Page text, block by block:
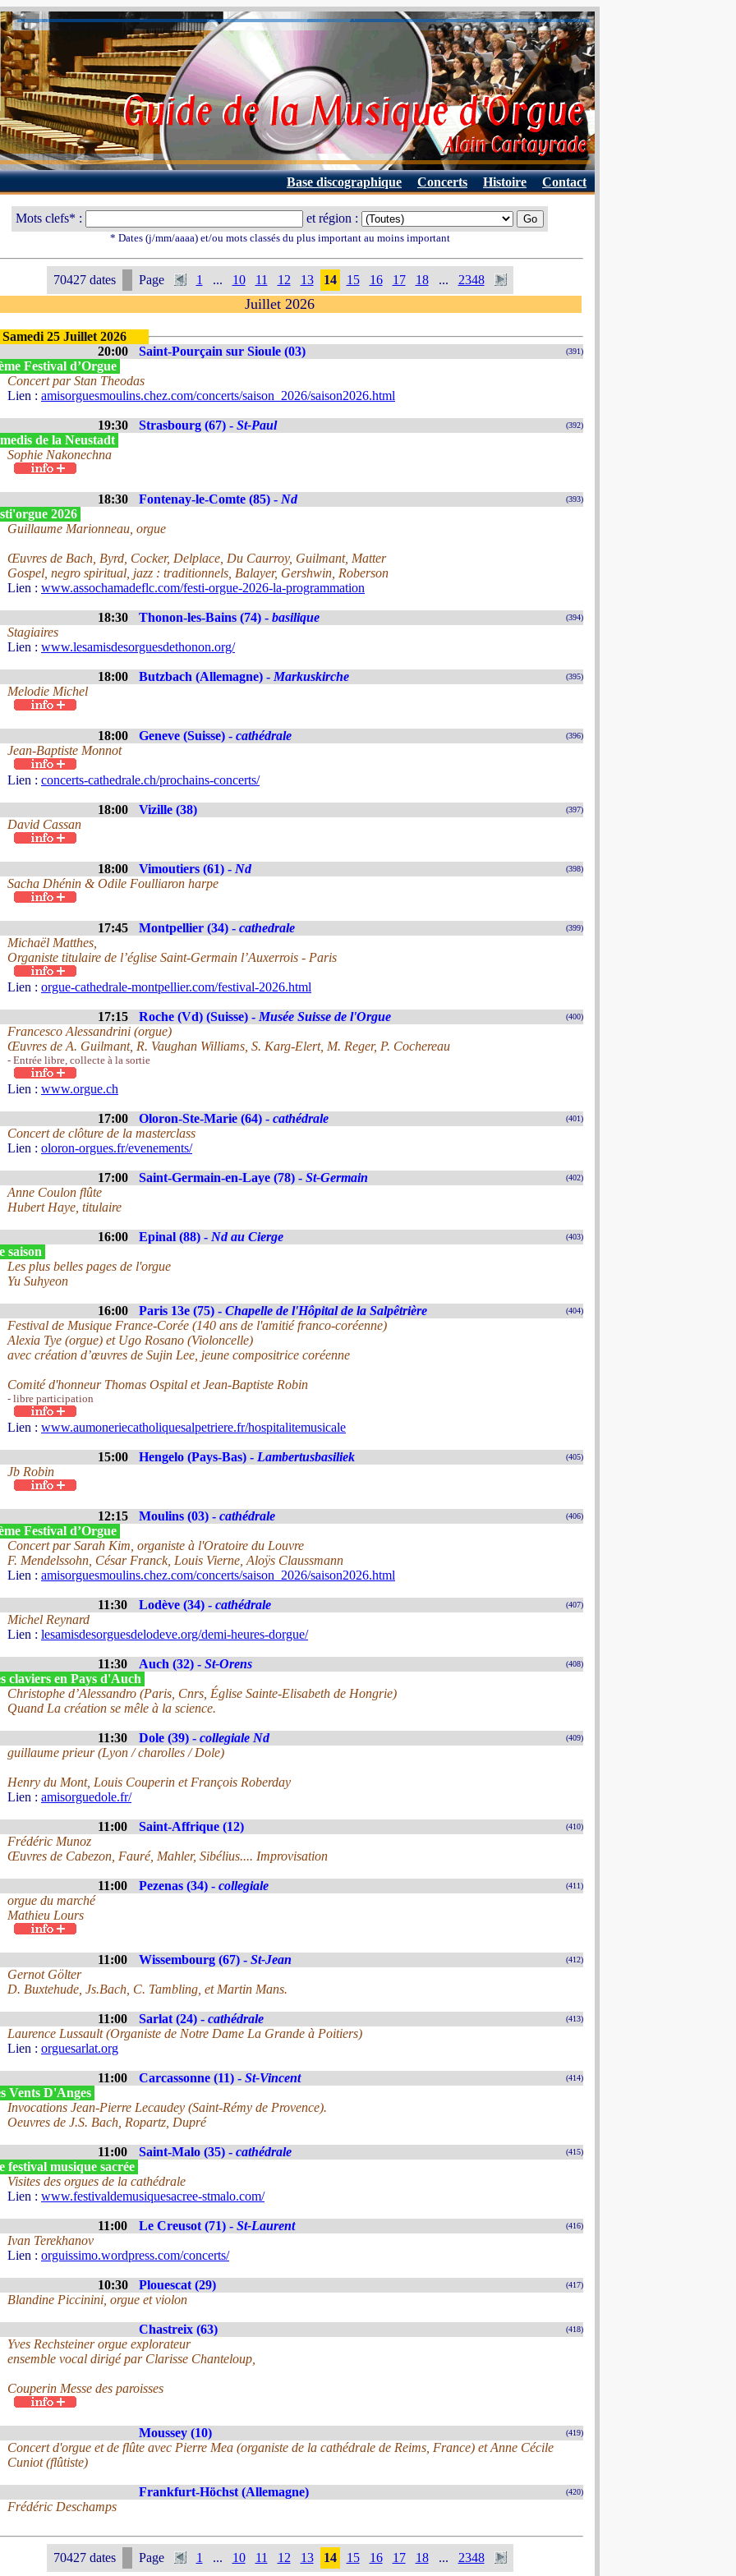
Base discographique Concerts Histoire Contact
Mots clefs* : et région :
* Dates (j/mm/aaaa) et/ou mots classés du plus important au moins important
70427 dates Page 1 ... 10 11 12 13 14 15 16 17 18 ... 2348
Juillet 2026
Samedi 25 Juillet 2026
20:00
Saint-Pourçain sur Sioule (03) (391)
Festival d’Orgue
Concert par Stan Theodas
Lien : amisorguesmoulins.chez.com/concerts/saison_2026/saison2026.html
19:30 Strasbourg (67) - St-Paul (392)
de la Neustadt
Sophie Nakonechna
18:30 Fontenay-le-Comte (85) - Nd (393)
2026
Guillaume Marionneau, orgue
Œuvres de Bach, Byrd, Cocker, Delplace, Du Caurroy, Guilmant, Matter
Gospel, negro spiritual, jazz : traditionnels, Balayer, Gershwin, Roberson
Lien : www.assochamadeflc.com/festi-orgue-2026-la-programmation
18:30 Thonon-les-Bains (74) - basilique (394)
Stagiaires
Lien : www.lesamisdesorguesdethonon.org/
18:00 Butzbach (Allemagne) - Markuskirche (395)
Melodie Michel
18:00 Geneve (Suisse) - cathédrale (396)
Jean-Baptiste Monnot
Lien : concerts-cathedrale.ch/prochains-concerts/
18:00 Vizille (38) (397)
David Cassan
18:00 Vimoutiers (61) - Nd (398)
Sacha Dhénin & Odile Foulliaron harpe
17:45 Montpellier (34) - cathedrale (399)
Michaël Matthes,
Organiste titulaire de l’église Saint-Germain l’Auxerrois - Paris
Lien : orgue-cathedrale-montpellier.com/festival-2026.html
17:15 Roche (Vd) (Suisse) - Musée Suisse de l'Orgue (400)
Francesco Alessandrini (orgue)
Œuvres de A. Guilmant, R. Vaughan Williams, S. Karg-Elert, M. Reger, P. Cochereau
- Entrée libre, collecte à la sortie
Lien : www.orgue.ch
17:00 Oloron-Ste-Marie (64) - cathédrale (401)
Concert de clôture de la masterclass
Lien : oloron-orgues.fr/evenements/
17:00 Saint-Germain-en-Laye (78) - St-Germain (402)
Anne Coulon flûte
Hubert Haye, titulaire
16:00 Epinal (88) - Nd au Cierge (403)
saison
Les plus belles pages de l'orgue
Yu Suhyeon
16:00 Paris 13e (75) - Chapelle de l'Hôpital de la Salpêtrière (404)
Festival de Musique France-Corée (140 ans de l'amitié franco-coréenne)
Alexia Tye (orgue) et Ugo Rosano (Violoncelle)
avec création d’œuvres de Sujin Lee, jeune compositrice coréenne
Comité d'honneur Thomas Ospital et Jean-Baptiste Robin
- libre participation
Lien : www.aumoneriecatholiquesalpetriere.fr/hospitalitemusicale
15:00 Hengelo (Pays-Bas) - Lambertusbasiliek (405)
Jb Robin
12:15 Moulins (03) - cathédrale (406)
Festival d’Orgue
Concert par Sarah Kim, organiste à l'Oratoire du Louvre
F. Mendelssohn, César Franck, Louis Vierne, Aloÿs Claussmann
Lien : amisorguesmoulins.chez.com/concerts/saison_2026/saison2026.html
11:30 Lodève (34) - cathédrale (407)
Michel Reynard
Lien : lesamisdesorguesdelodeve.org/demi-heures-dorgue/
11:30 Auch (32) - St-Orens (408)
claviers en Pays d'Auch
Christophe d’Alessandro (Paris, Cnrs, Église Sainte-Elisabeth de Hongrie)
Quand La création se mêle à la science.
11:30 Dole (39) - collegiale Nd (409)
guillaume prieur (Lyon / charolles / Dole)
Henry du Mont, Louis Couperin et François Roberday
Lien : amisorguedole.fr/
11:00 Saint-Affrique (12) (410)
Frédéric Munoz
Œuvres de Cabezon, Fauré, Mahler, Sibélius.... Improvisation
11:00 Pezenas (34) - collegiale (411)
orgue du marché
Mathieu Lours
11:00 Wissembourg (67) - St-Jean (412)
Gernot Gölter
D. Buxtehude, Js.Bach, C. Tambling, et Martin Mans.
11:00 Sarlat (24) - cathédrale (413)
Laurence Lussault (Organiste de Notre Dame La Grande à Poitiers)
Lien : orguesarlat.org
11:00 Carcassonne (11) - St-Vincent (414)
Vents D'Anges
Invocations Jean-Pierre Lecaudey (Saint-Rémy de Provence).
Oeuvres de J.S. Bach, Ropartz, Dupré
11:00 Saint-Malo (35) - cathédrale (415)
festival musique sacrée
Visites des orgues de la cathédrale
Lien : www.festivaldemusiquesacree-stmalo.com/
11:00 Le Creusot (71) - St-Laurent (416)
Ivan Terekhanov
Lien : orguissimo.wordpress.com/concerts/
10:30 Plouescat (29) (417)
Blandine Piccinini, orgue et violon
Chastreix (63) (418)
Yves Rechsteiner orgue explorateur
ensemble vocal dirigé par Clarisse Chanteloup,
Couperin Messe des paroisses
Moussey (10) (419)
Concert d'orgue et de flûte avec Pierre Mea (organiste de la cathédrale de Reims, France) et Anne Cécile
Cuniot (flûtiste)
Frankfurt-Höchst (Allemagne) (420)
Frédéric Deschamps
70427 dates Page 1 ... 10 11 12 13 14 15 16 17 18 ... 2348